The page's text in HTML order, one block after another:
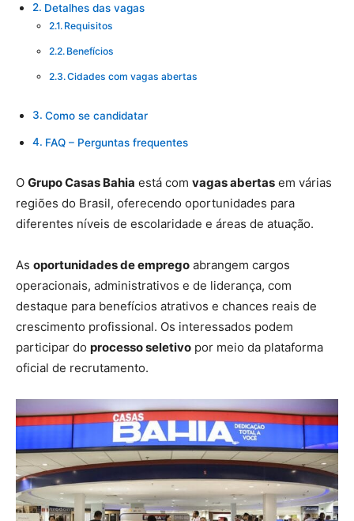
Detalhes das vagas
Requisitos
Benefícios
Cidades com vagas abertas
Como se candidatar
FAQ – Perguntas frequentes
O Grupo Casas Bahia está com vagas abertas em várias
regiões do Brasil, oferecendo oportunidades para
diferentes níveis de escolaridade e áreas de atuação.
As oportunidades de emprego abrangem cargos
operacionais, administrativos e de liderança, com
destaque para benefícios atrativos e chances reais de
crescimento profissional. Os interessados podem
participar do processo seletivo por meio da plataforma
oficial de recrutamento.